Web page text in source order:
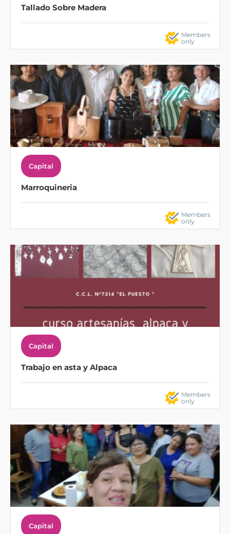
Tallado Sobre Madera
Members
only
Capital
Marroquineria
Members
only
Capital
Trabajo en asta y Alpaca
Members
only
Capital